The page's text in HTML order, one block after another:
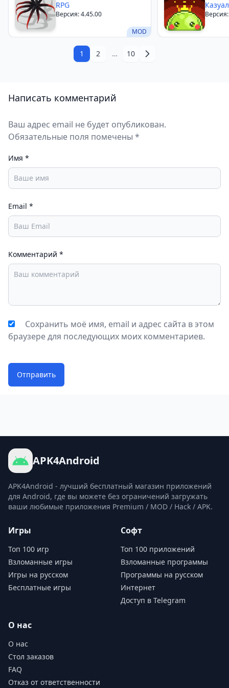
MOD
RPG
Версия: 4.45.00
Action
1 2 … 10
Написать комментарий
Ваш адрес email не будет опубликован.
Обязательные поля помечены *
Имя *
Email *
Комментарий *
Сохранить моё имя, email и адрес сайта в этом
браузере для последующих моих комментариев.
Отправить
APK4Android
APK4Android - лучший бесплатный магазин приложений
для Android, где вы можете без ограничений загружать
ваши любимые приложения Premium / MOD / Hack / APK.
Игры
Топ 100 игр
Взломанные игры
Игры на русском
Бесплатные игры
Софт
Топ 100 приложений
Взломанные программы
Программы на русском
Интернет
Доступ в Telegram
О нас
О нас
Стол заказов
FAQ
Отказ от ответственности